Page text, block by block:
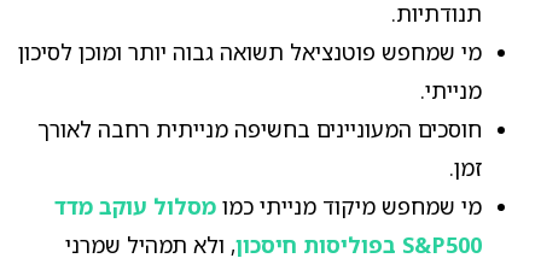
תנודתיות.
מי שמחפש פוטנציאל תשואה גבוה יותר ומוכן לסיכון
מנייתי.
חוסכים המעוניינים בחשיפה מנייתית רחבה לאורך
זמן.
מי שמחפש מיקוד מנייתי כמו מסלול עוקב מדד
S&P500 בפוליסות חיסכון
, ולא תמהיל שמרני